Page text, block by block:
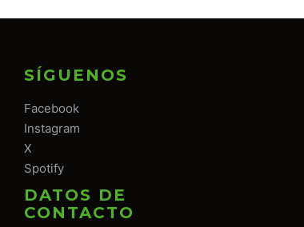
SÍGUENOS
Facebook
Instagram
X
Spotify
DATOS DE
CONTACTO